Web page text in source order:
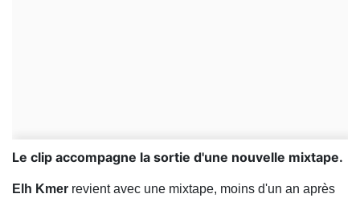
Le clip accompagne la sortie d'une nouvelle mixtape.
Elh Kmer revient avec une mixtape, moins d'un an après